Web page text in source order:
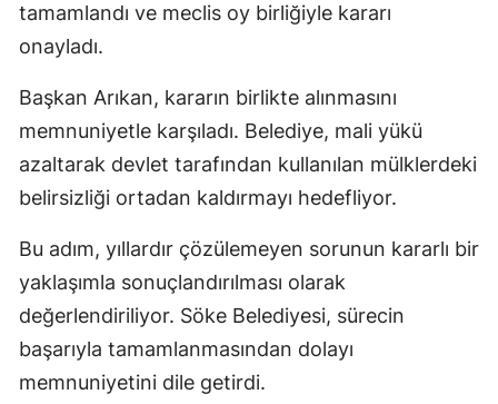
tamamlandı ve meclis oy birliğiyle kararı
onayladı.
Başkan Arıkan, kararın birlikte alınmasını
memnuniyetle karşıladı. Belediye, mali yükü
azaltarak devlet tarafından kullanılan mülklerdeki
belirsizliği ortadan kaldırmayı hedefliyor.
Bu adım, yıllardır çözülemeyen sorunun kararlı bir
yaklaşımla sonuçlandırılması olarak
değerlendiriliyor. Söke Belediyesi, sürecin
başarıyla tamamlanmasından dolayı
memnuniyetini dile getirdi.